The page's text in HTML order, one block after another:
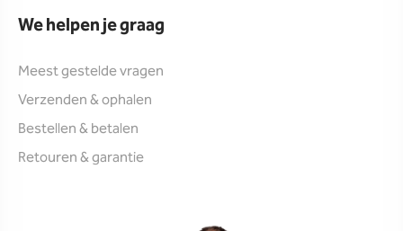
We helpen je graag
Meest gestelde vragen
Verzenden & ophalen
Bestellen & betalen
Retouren & garantie